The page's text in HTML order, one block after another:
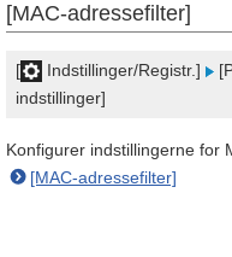
[MAC-adressefilter]
[ Indstillinger/Registr.]
indstillinger]
Konfigurer indstillingerne for
[MAC-adressefilter]